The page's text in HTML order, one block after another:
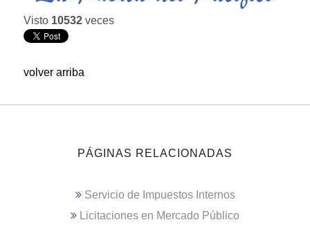
Visto 10532 veces
volver arriba
PÁGINAS RELACIONADAS
Servicio de Impuestos Internos
Licitaciones en Mercado Público